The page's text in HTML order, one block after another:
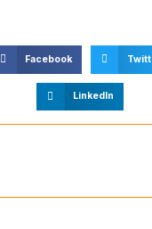
Facebook
LinkedIn